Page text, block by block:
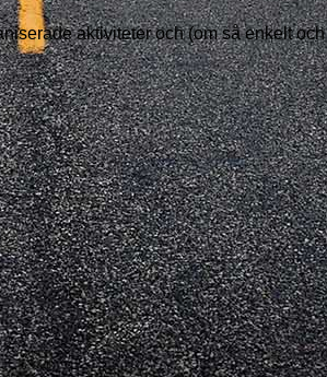
aktiviteter och (om så enkelt och